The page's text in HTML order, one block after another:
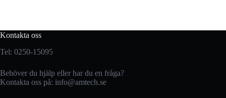
Kontakta oss
Tel: 0250-15095
Behöver du hjälp eller har du en fråga?
Kontakta oss på: info@amtech.se